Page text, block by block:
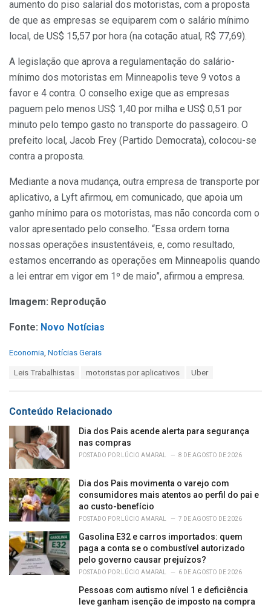
aumento do piso salarial dos motoristas, com a proposta
de que as empresas se equiparem com o salário mínimo
local, de US$ 15,57 por hora (na cotação atual, R$ 77,69).
A legislação que aprova a regulamentação do salário-
mínimo dos motoristas em Minneapolis teve 9 votos a
favor e 4 contra. O conselho exige que as empresas
paguem pelo menos US$ 1,40 por milha e US$ 0,51 por
minuto pelo tempo gasto no transporte do passageiro. O
prefeito local, Jacob Frey (Partido Democrata), colocou-se
contra a proposta.
Mediante a nova mudança, outra empresa de transporte por
aplicativo, a Lyft afirmou, em comunicado, que apoia um
ganho mínimo para os motoristas, mas não concorda com o
valor apresentado pelo conselho. “Essa ordem torna
nossas operações insustentáveis, e, como resultado,
estamos encerrando as operações em Minneapolis quando
a lei entrar em vigor em 1º de maio”, afirmou a empresa.
Imagem: Reprodução
Fonte: Novo Notícias
C
o
r
i
e
s
:
Economia Notícias Gerais
:
Leis Trabalhistas motoristas por aplicativos Uber
Conteúdo Relacionado
Dia dos Pais acende alerta para segurança
nas compras
POSTADO POR LÚCIO AMARAL 8 DE AGOSTO DE 2026
Dia dos Pais movimenta o varejo com
consumidores mais atentos ao perfil do pai e
ao custo-benefício
POSTADO POR LÚCIO AMARAL 7 DE AGOSTO DE 2026
Gasolina E32 e carros importados: quem
paga a conta se o combustível autorizado
pelo governo causar prejuízos?
POSTADO POR LÚCIO AMARAL 6 DE AGOSTO DE 2026
Pessoas com autismo nível 1 e deficiência
leve ganham isenção de imposto na compra